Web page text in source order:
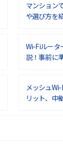
マンション
や選び方を
Wi-Fiルータ
説！事前に
メッシュ
リット、中
持ち運びで